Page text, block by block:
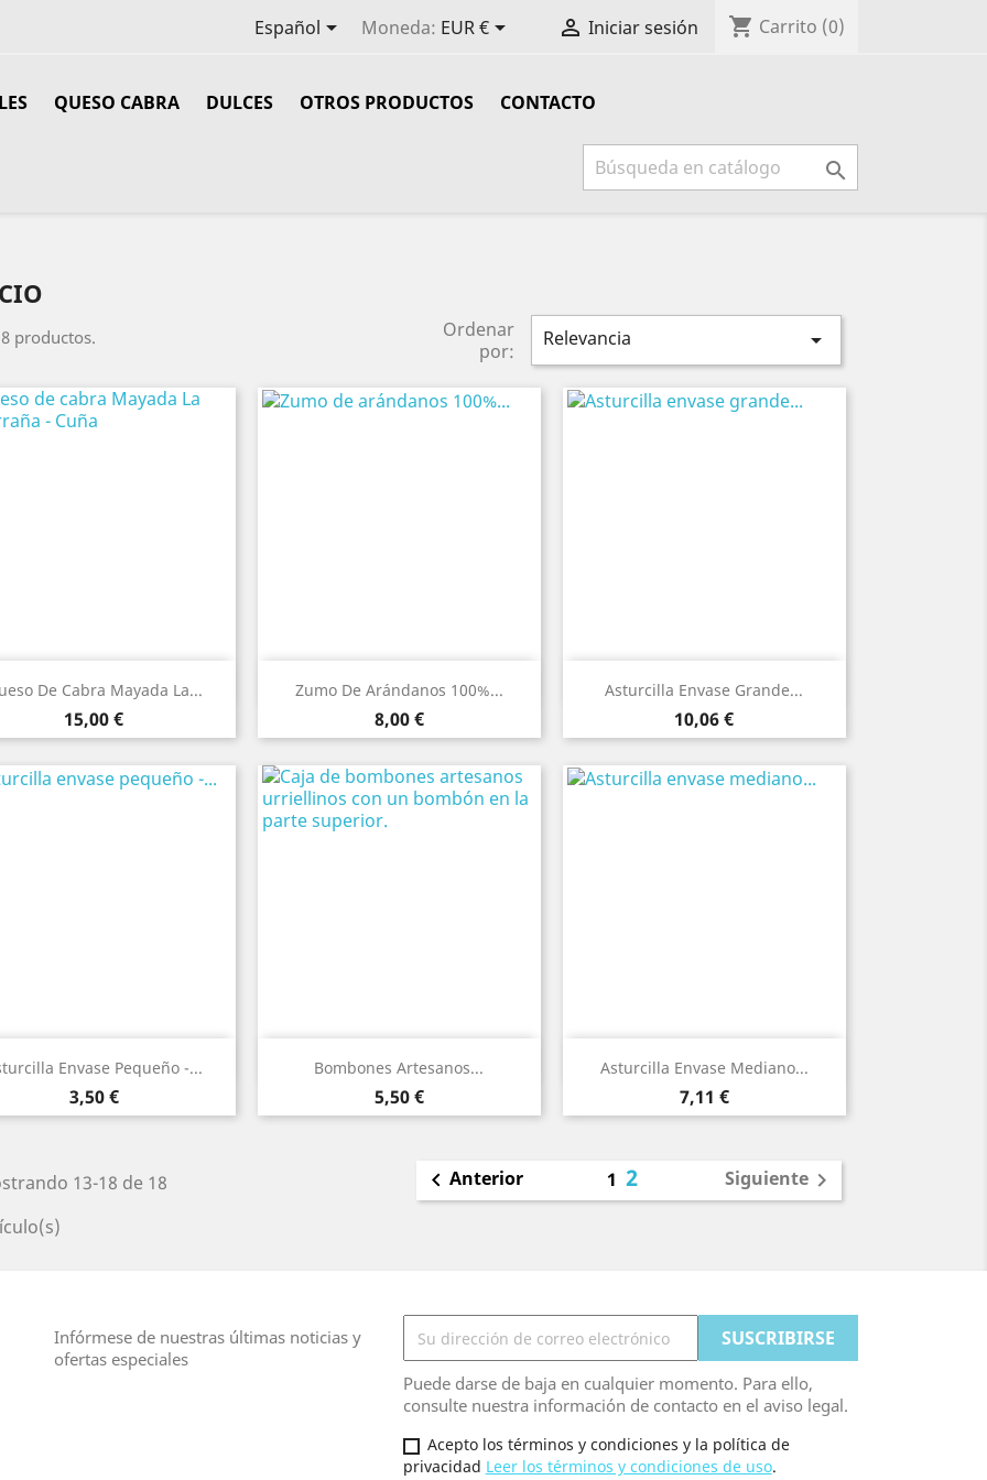
Español Moneda: EUR €  Iniciar sesión shopping_cart Carrito (0)
QUESO CABRA DULCES OTROS PRODUCTOS CONTACTO

productos.
Ordenar
por:
Relevancia 
De Cabra Mayada La...
Precio
15,00 €
Vista rápida Zumo De Arándanos 100%...
Precio
8,00 €
 Vista rápida Asturcilla Envase Grande...
Precio
10,06 €
Vista rápida
Envase Pequeño -...
Precio
3,50 €
 Vista rápida Bombones Artesanos...
Precio
5,50 €
Vista rápida Asturcilla Envase Mediano...
Precio
7,11 €
Vista rápida
13-18 de 18
 Anterior 12 Siguiente
Infórmese de nuestras últimas noticias y
ofertas especiales
Puede darse de baja en cualquier momento. Para ello,
consulte nuestra información de contacto en el aviso legal.
Acepto los términos y condiciones y la política de
privacidad Leer los términos y condiciones de uso.